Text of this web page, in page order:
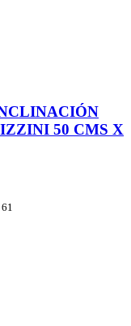
50 CMS X